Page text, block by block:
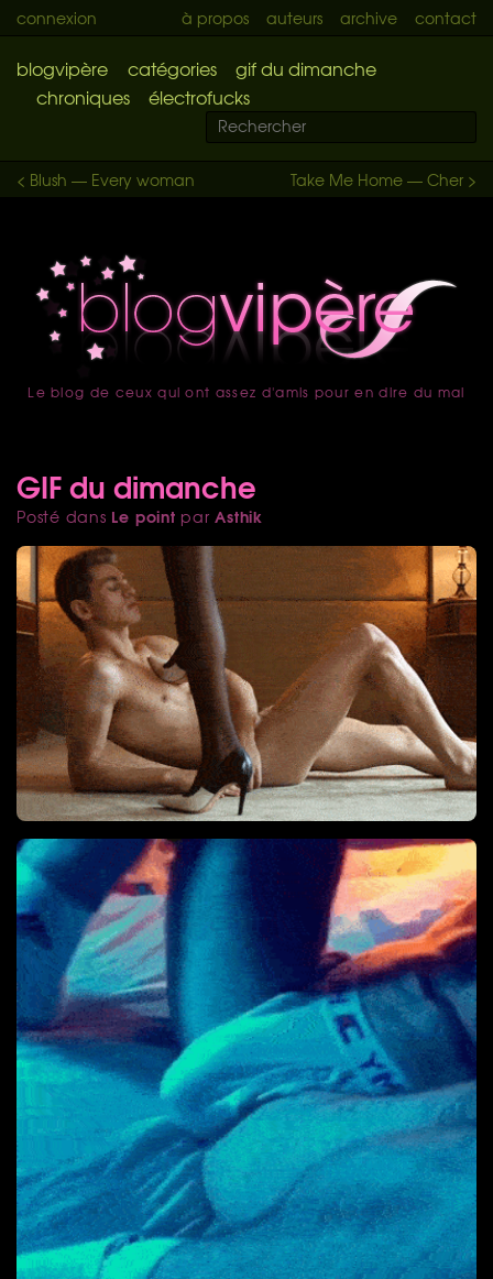
connexion à propos auteurs archive contact
blogvipère catégories
gif du dimanche
chroniques
électrofucks
Take Me Home — Cher >
< Blush — Every woman
accueil
Le blog de ceux qui ont assez d'amis pour en dire du mal
GIF du dimanche
Posté dans Le point parAsthik